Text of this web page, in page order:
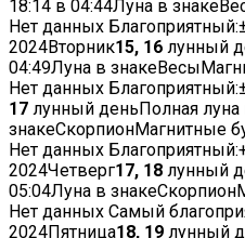
18:14 в 04:44Луна в
Нет данных Благоприятный:
2024Вторник15, 16 лунный
04:49Луна в
Нет данных Благоприятный:
17 лунный деньПолная луна
знакеСкорпионМагнитные
Нет данных Благоприятный:
2024Четверг17, 18 лунный
05:04Луна в
Нет данных Самый
2024Пятница18, 19 лунный